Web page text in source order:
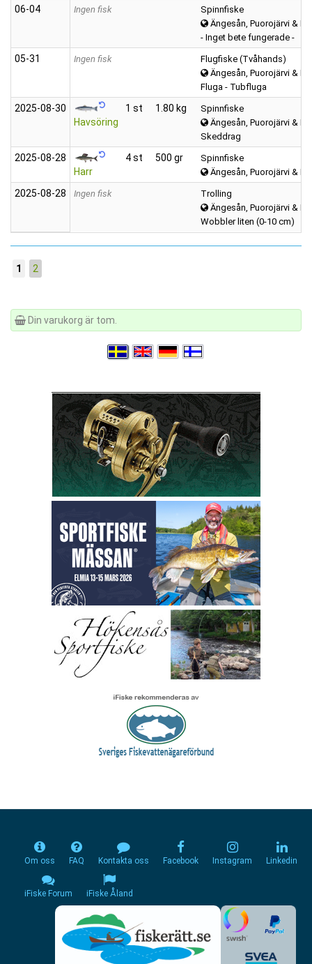
06‑04 Ingen fisk
Spinnfiske
Ängesån, Puorojärvi &
- Inget bete fungerade -
05‑31 Ingen fisk
Flugfiske (Tvåhands)
Ängesån, Puorojärvi &
Fluga - Tubfluga
2025‑08‑30
Havsöring
1 st 1.80 kg
Spinnfiske
Ängesån, Puorojärvi &
Skeddrag
2025‑08‑28
Harr
4 st 500 gr
Spinnfiske
Ängesån, Puorojärvi &
2025‑08‑28 Ingen fisk
Trolling
Ängesån, Puorojärvi &
Wobbler liten (0-10 cm)
1 2
Din varukorg är tom.
Om oss FAQ Kontakta oss Facebook Instagram Linkedin
iFiske Forum iFiske Åland